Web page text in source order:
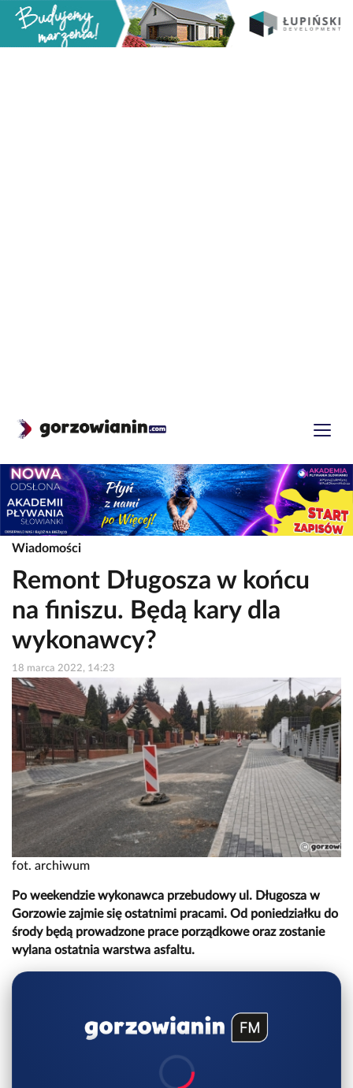
Wiadomości
Remont Długosza w końcu
na finiszu. Będą kary dla
wykonawcy?
18 marca 2022, 14:23
fot. archiwum
Po weekendzie wykonawca przebudowy ul. Długosza w
Gorzowie zajmie się ostatnimi pracami. Od poniedziałku do
środy będą prowadzone prace porządkowe oraz zostanie
wylana ostatnia warstwa asfaltu.